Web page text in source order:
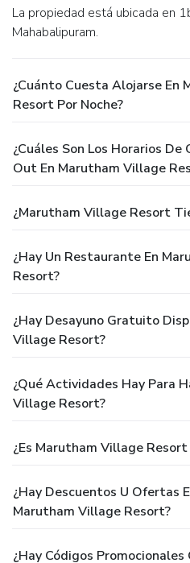
La propiedad está ubicada en 1b Marutham Street en
Mahabalipuram.
¿Cuánto Cuesta Alojarse En
Resort Por Noche?
¿Cuáles Son Los Horarios De
Out En Marutham Village
¿Marutham Village Resort
¿Hay Un Restaurante En
Resort?
¿Hay Desayuno Gratuito
Village Resort?
¿Qué Actividades Hay Para
Village Resort?
¿Es Marutham Village
¿Hay Descuentos U Ofertas
Marutham Village Resort?
¿Hay Códigos Promocionales